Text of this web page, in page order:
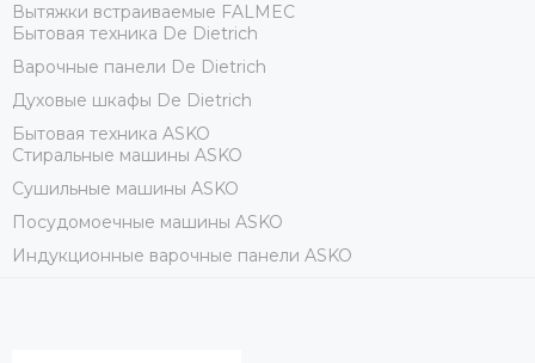
Вытяжки встраиваемые FALMEC
Бытовая техника De Dietrich
Варочные панели De Dietrich
Духовые шкафы De Dietrich
Бытовая техника ASKO
Стиральные машины ASKO
Сушильные машины ASKO
Посудомоечные машины ASKO
Индукционные варочные панели ASKO